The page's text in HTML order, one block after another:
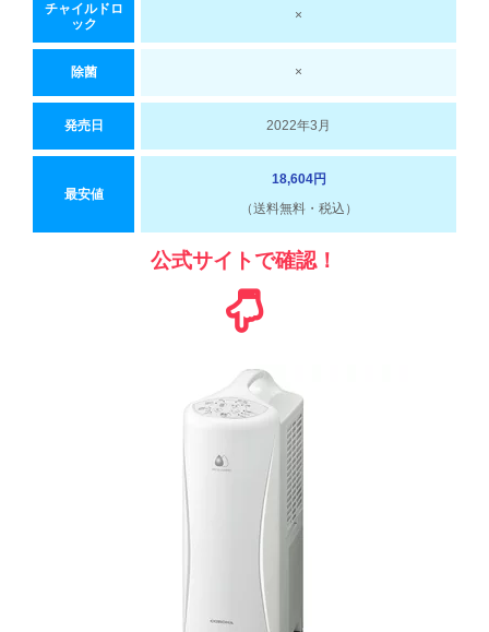
チャイルドロ
ック
×
除菌 ×
発売日 2022年3月
最安値
18,604円
（送料無料・税込）
公式サイトで確認！